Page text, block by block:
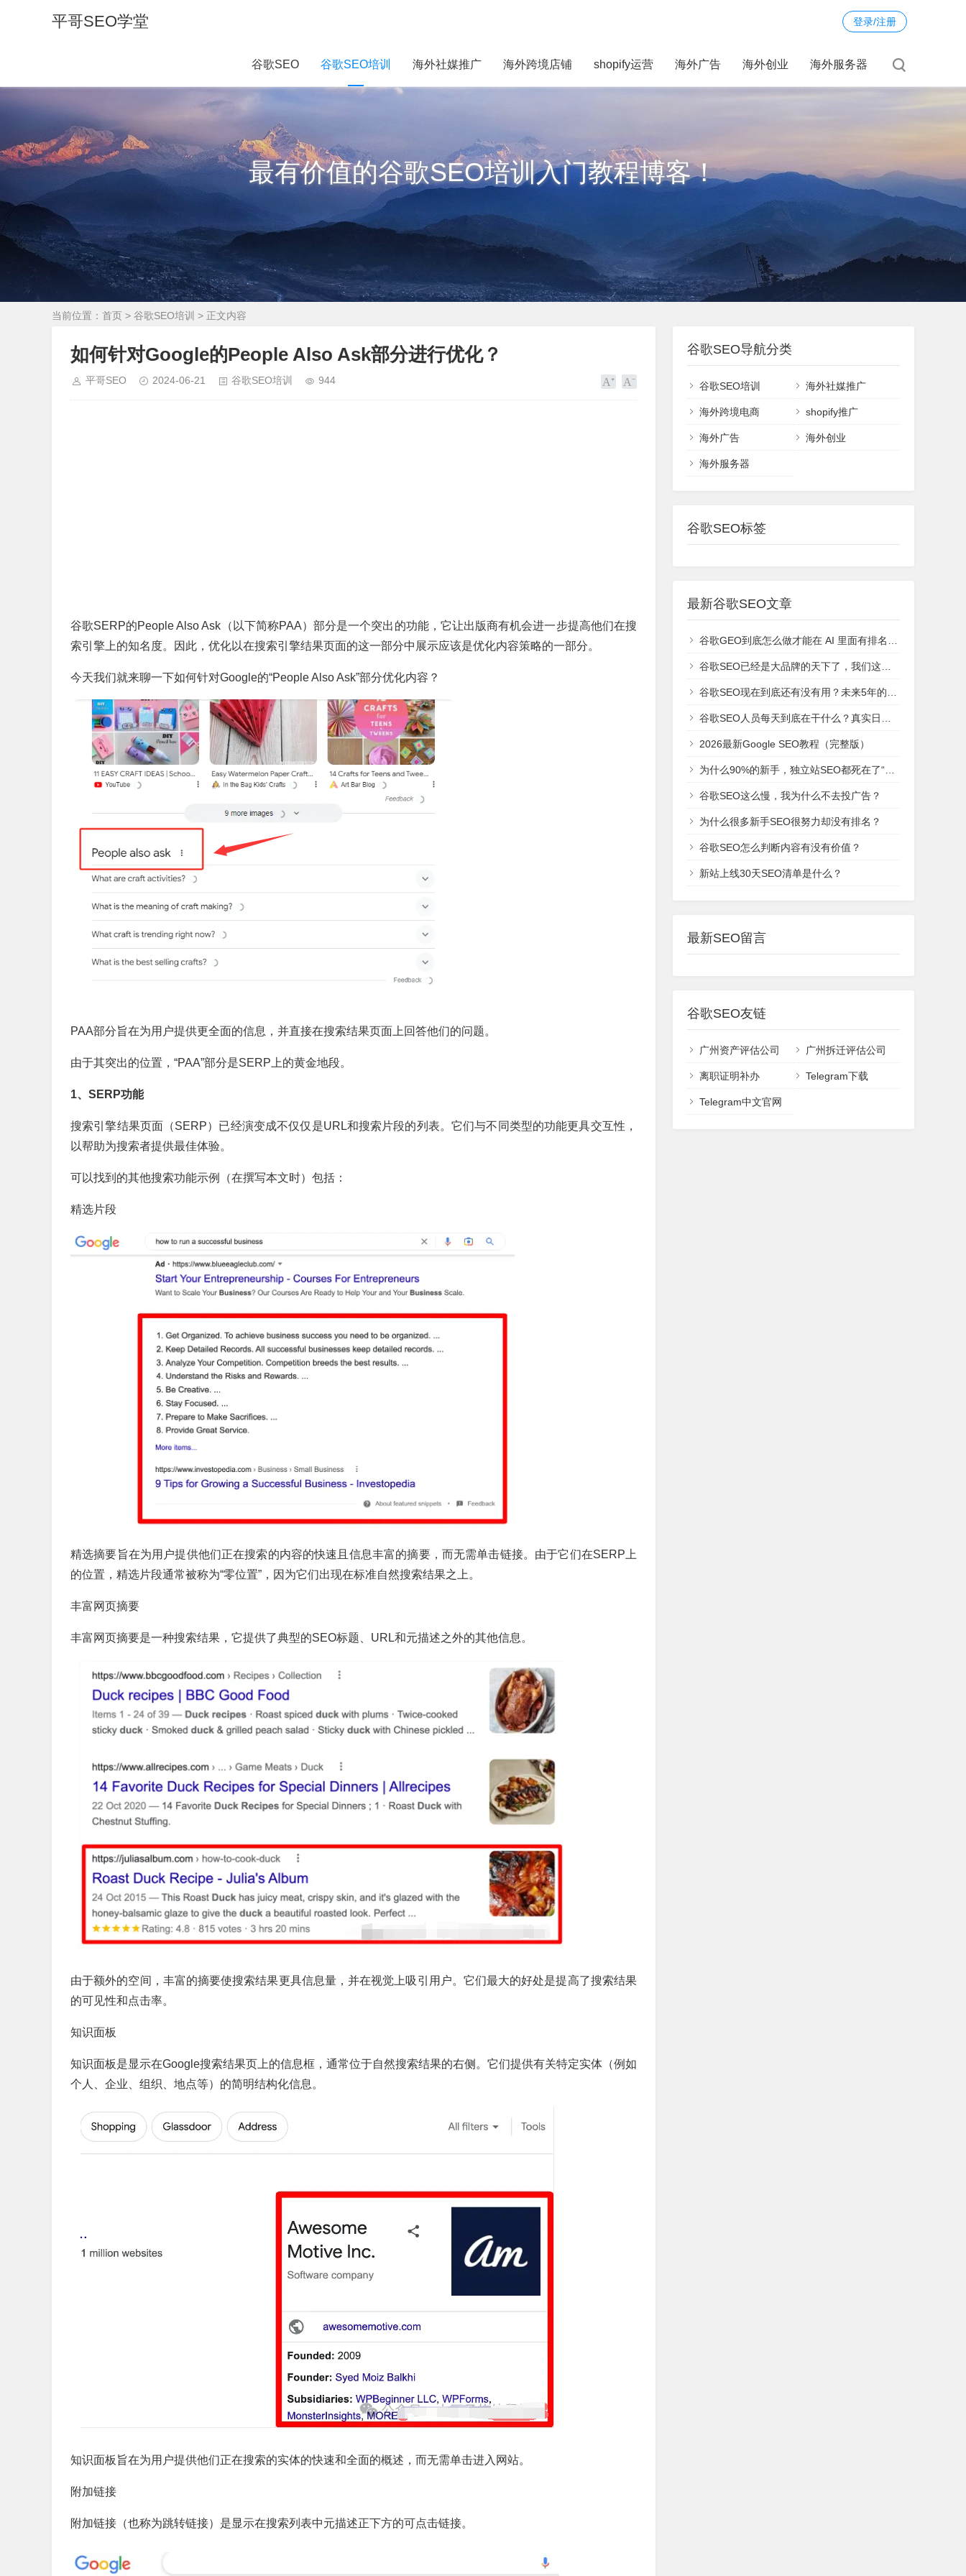
平哥SEO学堂 登录/注册
谷歌SEO 谷歌SEO培训 海外社媒推广 海外跨境店铺 shopify运营 海外广告 海外创业 海外服务器
最有价值的谷歌SEO培训入门教程博客！
当前位置： 首页 > 谷歌SEO培训 > 正文内容
如何针对Google的People Also Ask部分进行优化？
平哥SEO 2024-06-21 谷歌SEO培训 944
谷歌SERP的People Also Ask（以下简称PAA）部分是一个突出的功能，它让出版商有机会进一步提高他们在搜
索引擎上的知名度。因此，优化以在搜索引擎结果页面的这一部分中展示应该是优化内容策略的一部分。
今天我们就来聊一下如何针对Google的“People Also Ask”部分优化内容？
PAA部分旨在为用户提供更全面的信息，并直接在搜索结果页面上回答他们的问题。
由于其突出的位置，“PAA”部分是SERP上的黄金地段。
1、SERP功能
搜索引擎结果页面（SERP）已经演变成不仅仅是URL和搜索片段的列表。它们与不同类型的功能更具交互性，
以帮助为搜索者提供最佳体验。
可以找到的其他搜索功能示例（在撰写本文时）包括：
精选片段
精选摘要旨在为用户提供他们正在搜索的内容的快速且信息丰富的摘要，而无需单击链接。由于它们在SERP上
的位置，精选片段通常被称为“零位置”，因为它们出现在标准自然搜索结果之上。
丰富网页摘要
丰富网页摘要是一种搜索结果，它提供了典型的SEO标题、URL和元描述之外的其他信息。
由于额外的空间，丰富的摘要使搜索结果更具信息量，并在视觉上吸引用户。它们最大的好处是提高了搜索结果
的可见性和点击率。
知识面板
知识面板是显示在Google搜索结果页上的信息框，通常位于自然搜索结果的右侧。它们提供有关特定实体（例如
个人、企业、组织、地点等）的简明结构化信息。
知识面板旨在为用户提供他们正在搜索的实体的快速和全面的概述，而无需单击进入网站。
附加链接
附加链接（也称为跳转链接）是显示在搜索列表中元描述正下方的可点击链接。
谷歌SEO导航分类
谷歌SEO培训 海外社媒推广
海外跨境电商 shopify推广
海外广告 海外创业
海外服务器
谷歌SEO标签
最新谷歌SEO文章
谷歌GEO到底怎么做才能在 AI 里面有排名或者能够被引用？
谷歌SEO已经是大品牌的天下了，我们这些新网站还有机会吗？
谷歌SEO现在到底还有没有用？未来5年的趋势是什么？
谷歌SEO人员每天到底在干什么？真实日常工作！
2026最新Google SEO教程（完整版）
为什么90%的新手，独立站SEO都死在了“建站期”？
谷歌SEO这么慢，我为什么不去投广告？
为什么很多新手SEO很努力却没有排名？
谷歌SEO怎么判断内容有没有价值？
新站上线30天SEO清单是什么？
最新SEO留言
谷歌SEO友链
广州资产评估公司 广州拆迁评估公司
离职证明补办 Telegram下载
Telegram中文官网